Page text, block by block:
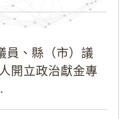
員、縣（市）議
開立政治獻金專